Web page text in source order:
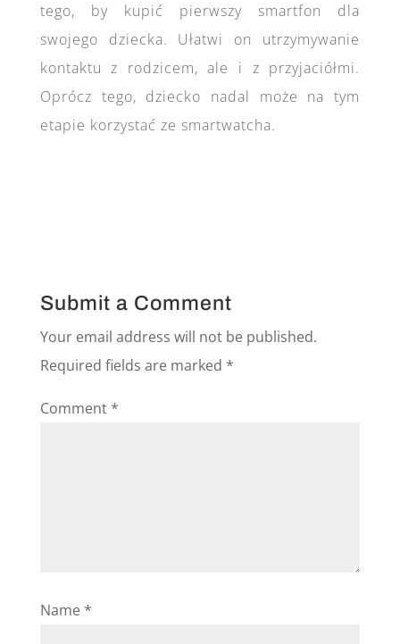
tego, by kupić pierwszy smartfon dla
swojego dziecka. Ułatwi on utrzymywanie
kontaktu z rodzicem, ale i z przyjaciółmi.
Oprócz tego, dziecko nadal może na tym
etapie korzystać ze smartwatcha.
Submit a Comment
Your email address will not be published.
Required fields are marked *
Comment *
Name *